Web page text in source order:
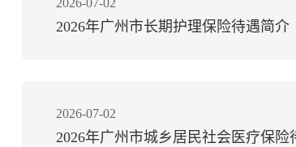
2026-07-02
2026年广州市长期护理保险待遇简介
2026-07-02
2026年广州市城乡居民社会医疗保